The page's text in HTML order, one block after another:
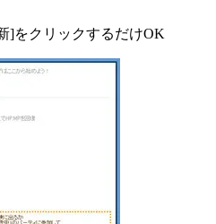
]をクリックするだけOK